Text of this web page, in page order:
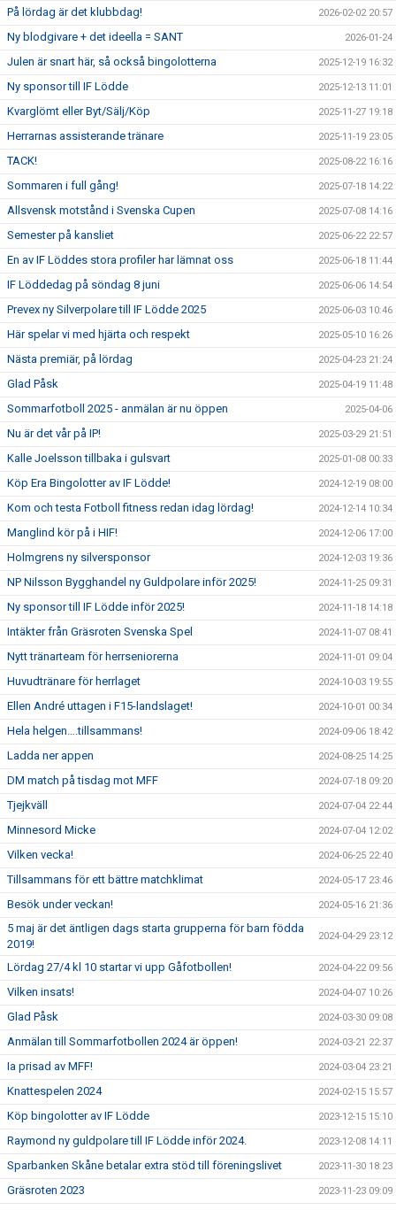
På lördag är det klubbdag! 2026-02-02 20:57
Ny blodgivare + det ideella = SANT 2026-01-24
Julen är snart här, så också bingolotterna 2025-12-19 16:32
Ny sponsor till IF Lödde 2025-12-13 11:01
Kvarglömt eller Byt/Sälj/Köp 2025-11-27 19:18
Herrarnas assisterande tränare 2025-11-19 23:05
TACK! 2025-08-22 16:16
Sommaren i full gång! 2025-07-18 14:22
Allsvensk motstånd i Svenska Cupen 2025-07-08 14:16
Semester på kansliet 2025-06-22 22:57
En av IF Löddes stora profiler har lämnat oss 2025-06-18 11:44
IF Löddedag på söndag 8 juni 2025-06-06 14:54
Prevex ny Silverpolare till IF Lödde 2025 2025-06-03 10:46
Här spelar vi med hjärta och respekt 2025-05-10 16:26
Nästa premiär, på lördag 2025-04-23 21:24
Glad Påsk 2025-04-19 11:48
Sommarfotboll 2025 - anmälan är nu öppen 2025-04-06
Nu är det vår på IP! 2025-03-29 21:51
Kalle Joelsson tillbaka i gulsvart 2025-01-08 00:33
Köp Era Bingolotter av IF Lödde! 2024-12-19 08:00
Kom och testa Fotboll fitness redan idag lördag! 2024-12-14 10:34
Manglind kör på i HIF! 2024-12-06 17:00
Holmgrens ny silversponsor 2024-12-03 19:36
NP Nilsson Bygghandel ny Guldpolare inför 2025! 2024-11-25 09:31
Ny sponsor till IF Lödde inför 2025! 2024-11-18 14:18
Intäkter från Gräsroten Svenska Spel 2024-11-07 08:41
Nytt tränarteam för herrseniorerna 2024-11-01 09:04
Huvudtränare för herrlaget 2024-10-03 19:55
Ellen André uttagen i F15-landslaget! 2024-10-01 00:34
Hela helgen….tillsammans! 2024-09-06 18:42
Ladda ner appen 2024-08-25 14:25
DM match på tisdag mot MFF 2024-07-18 09:20
Tjejkväll 2024-07-04 22:44
Minnesord Micke 2024-07-04 12:02
Vilken vecka! 2024-06-25 22:40
Tillsammans för ett bättre matchklimat 2024-05-17 23:46
Besök under veckan! 2024-05-16 21:36
5 maj är det äntligen dags starta grupperna för barn födda
2019!
2024-04-29 23:12
Lördag 27/4 kl 10 startar vi upp Gåfotbollen! 2024-04-22 09:56
Vilken insats! 2024-04-07 10:26
Glad Påsk 2024-03-30 09:08
Anmälan till Sommarfotbollen 2024 är öppen! 2024-03-21 22:37
Ia prisad av MFF! 2024-03-04 23:21
Knattespelen 2024 2024-02-15 15:57
Köp bingolotter av IF Lödde 2023-12-15 15:10
Raymond ny guldpolare till IF Lödde inför 2024. 2023-12-08 14:11
Sparbanken Skåne betalar extra stöd till föreningslivet 2023-11-30 18:23
Gräsroten 2023 2023-11-23 09:09